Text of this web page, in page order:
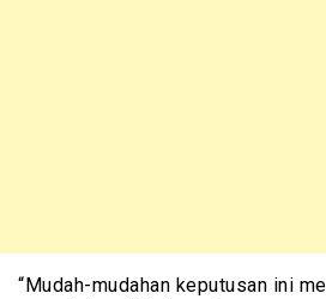
“Mudah-mudahan keputusan ini